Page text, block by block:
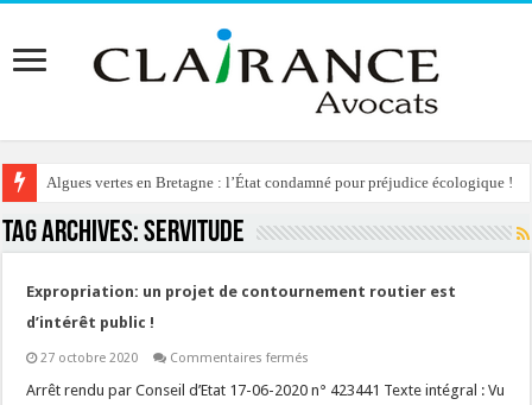
Algues vertes en Bretagne : l’État condamné pour préjudice écologique !
Tag Archives:servitude
Expropriation: un projet de contournement routier est
d’intérêt public !
27 octobre 2020 Commentaires fermés
un
Arrêt rendu par Conseil d’Etat 17-06-2020 n° 423441 Texte intégral : Vu